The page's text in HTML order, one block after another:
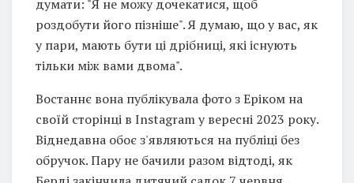
думати: "Я не можу дочекатися, щоб
роздобути його пізніше". Я думаю, що у вас, як
у пари, мають бути ці дрібниці, які існують
тільки між вами двома".
Востаннє вона публікувала фото з Еріком на
своїй сторінці в Instagram у вересні 2023 року.
Віднедавна обоє з'являються на публіці без
обручок. Пару не бачили разом відтоді, як